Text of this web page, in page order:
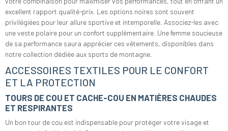
excellent rapport qualité-prix. Les options noires sont souvent
privilégiées pour leur allure sportive et intemporelle. Associez-les avec
une veste polaire pour un confort supplémentaire. Une femme soucieuse
de sa performance saura apprécier ces vêtements, disponibles dans
notre collection dédiée aux sports de montagne.
ACCESSOIRES TEXTILES POUR LE CONFORT
ET LA PROTECTION
TOURS DE COU ET CACHE-COU EN MATIÈRES CHAUDES
ET RESPIRANTES
Un bon tour de cou est indispensable pour protéger votre visage et